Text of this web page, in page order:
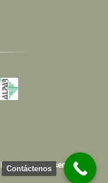
derechos reservados
Contáctenos